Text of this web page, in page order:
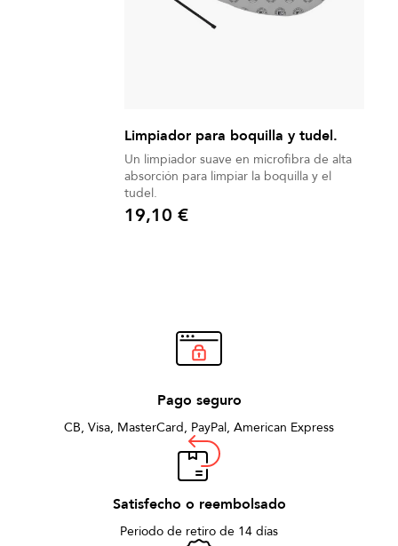
Limpiador para boquilla y tudel.
Un limpiador suave en microfibra de alta
absorción para limpiar la boquilla y el
tudel.
Precio
19,10 €
Pago seguro
CB, Visa, MasterCard, PayPal, American Express
Satisfecho o reembolsado
Periodo de retiro de 14 días